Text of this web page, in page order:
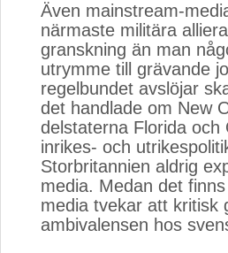
Även mainstream-
närmaste militära
granskning än man
utrymme till grävande
regelbundet avslöjar
det handlade om New
delstaterna Florida och
inrikes- och
Storbritannien aldrig
media. Medan det
media tvekar att kritisk
ambivalensen hos